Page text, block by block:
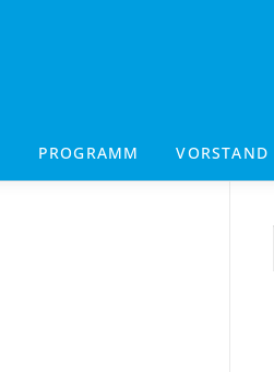
PROGRAMM VORSTAND